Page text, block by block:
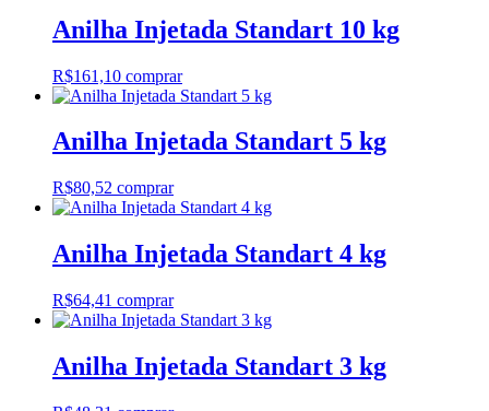
Anilha Injetada Standart 10 kg
R$161,10 comprar
Anilha Injetada Standart 5 kg
R$80,52 comprar
Anilha Injetada Standart 4 kg
R$64,41 comprar
Anilha Injetada Standart 3 kg